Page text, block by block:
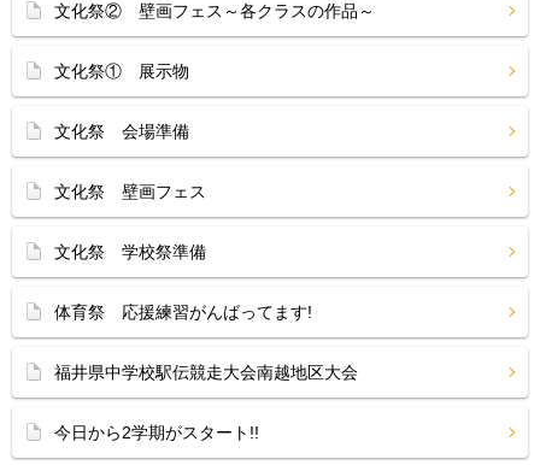
文化祭② 壁画フェス～各クラスの作品～
文化祭① 展示物
文化祭 会場準備
文化祭 壁画フェス
文化祭 学校祭準備
体育祭 応援練習がんばってます!
福井県中学校駅伝競走大会南越地区大会
今日から2学期がスタート!!